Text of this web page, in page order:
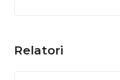
Relatori